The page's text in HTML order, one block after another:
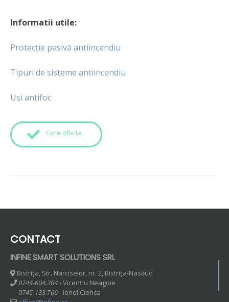
Informatii utile:
Protecție pasivă antiincendiu
Tipuri de sisteme antiincendiu
Usi antifoc
Cere oferta
CONTACT
INFINE SMART SOLUTIONS SRL
Bistrița, Str. Narciselor, nr. 2, Bistrița-Nasăud
0744-604.304 -Vicențiu Neagoie
0745-133.766 - Ionel Cionca